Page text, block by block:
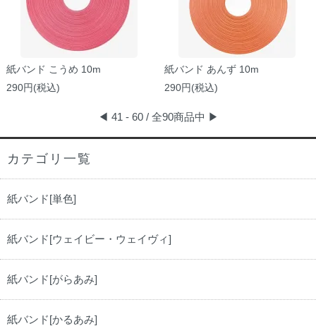
紙バンド こうめ 10m
290円(税込)
紙バンド あんず 10m
290円(税込)
◀ 41 - 60 / 全90商品中 ▶
カテゴリ一覧
紙バンド[単色]
紙バンド[ウェイビー・ウェイヴィ]
紙バンド[がらあみ]
紙バンド[かるあみ]